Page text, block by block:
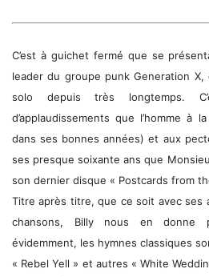
C’est à guichet fermé que se
leader du groupe punk Generation
solo depuis très longtemps.
d’applaudissements que l’homme à
dans ses bonnes années) et aux
ses presque soixante ans que
son dernier disque « Postcards from
Titre après titre, que ce soit avec ses
chansons, Billy nous en donne
évidemment, les hymnes classiques
« Rebel Yell » et autres « White